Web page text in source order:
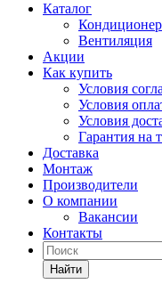
Каталог
Вентиляция
Акции
Как купить
Условия
Условия
Условия
Гарантия на
Доставка
Монтаж
Производители
О компании
Вакансии
Контакты